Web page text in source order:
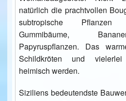
natürlich die prachtvollen
subtropische
Gummibäume,
Papyruspflanzen. Das
Schildkröten und
heimisch werden.
Siziliens bedeutendste